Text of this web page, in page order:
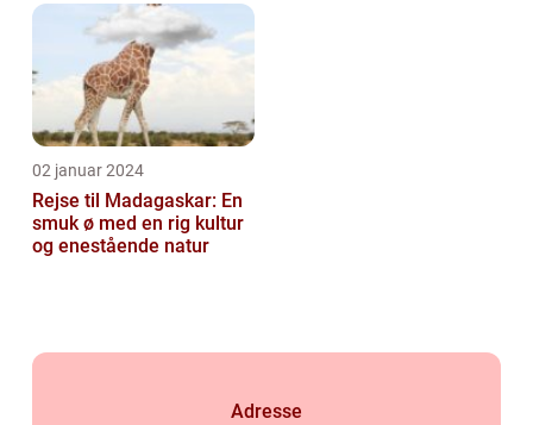
02 januar 2024
Rejse til Madagaskar: En
smuk ø med en rig kultur
og enestående natur
Adresse